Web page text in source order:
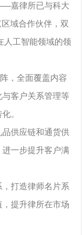
嘉律所已与科大
域合作伙伴，双
人工智能领域的领
，全面覆盖内容
客户关系管理等
。
供应链和通货供
一步提升客户满
打造律师名片系
提升律所在市场